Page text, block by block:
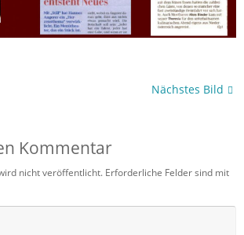
Nächstes Bild
Kommentar
nicht veröffentlicht. Erforderliche Felder sind mit